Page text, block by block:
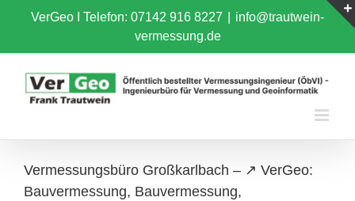
content
VerGeo I Telefon: 07142 916 8227
info@trautwein-
vermessung.de
Vermessungsbüro Großkarlbach – ↗️ VerGeo:
Bauvermessung, Bauvermessung,